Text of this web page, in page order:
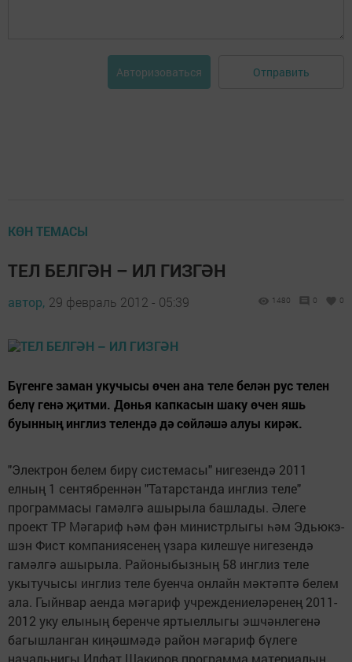
Авторизоваться Отправить
КӨН ТЕМАСЫ
ТЕЛ БЕЛГӘН – ИЛ ГИЗГӘН
автор, 29 февраль 2012 - 05:39 1480 0 0
Бүгенге заман укучысы өчен ана теле белән рус телен
белү генә җитми. Дөнья капкасын шаку өчен яшь
буынның инглиз телендә дә сөйләшә алуы кирәк.
"Электрон белем бирү системасы" нигезендә 2011
елның 1 сентябреннән "Татарстанда инглиз теле"
программасы гамәлгә ашырыла башлады. Әлеге
проект ТР Мәгариф һәм фән министрлыгы һәм Эдьюкэ-
шэн Фист компаниясенең үзара килешүе нигезендә
гамәлгә ашырыла. Районыбызның 58 инглиз теле
укытучысы инглиз теле буенча онлайн мәктәптә белем
ала. Гыйнвар аенда мәгариф учреждениеләренең 2011-
2012 уку елының беренче яртыеллыгы эшчәнлегенә
багышланган киңәшмәдә район мәгариф бүлеге